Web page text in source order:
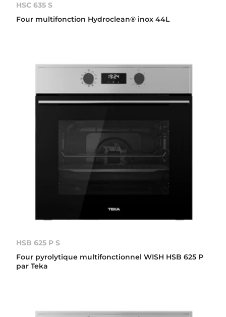
HSC 635 S
Four multifonction Hydroclean® inox 44L
HSB 625 P S
Four pyrolytique multifonctionnel WISH HSB 625 P
par Teka